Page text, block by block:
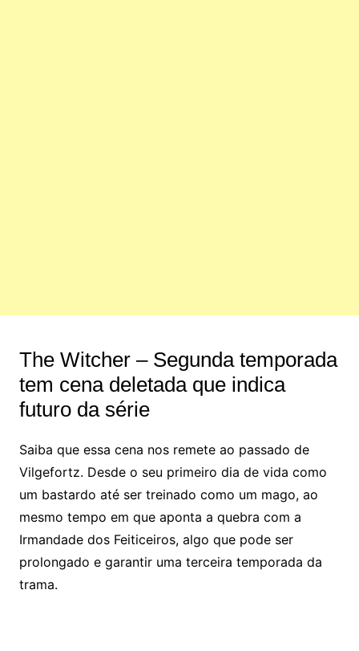
The Witcher – Segunda temporada
tem cena deletada que indica
futuro da série
Saiba que essa cena nos remete ao passado de
Vilgefortz. Desde o seu primeiro dia de vida como
um bastardo até ser treinado como um mago, ao
mesmo tempo em que aponta a quebra com a
Irmandade dos Feiticeiros, algo que pode ser
prolongado e garantir uma terceira temporada da
trama.